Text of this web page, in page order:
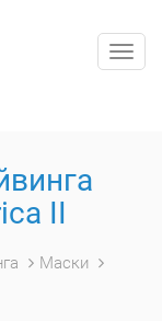
II
Маски